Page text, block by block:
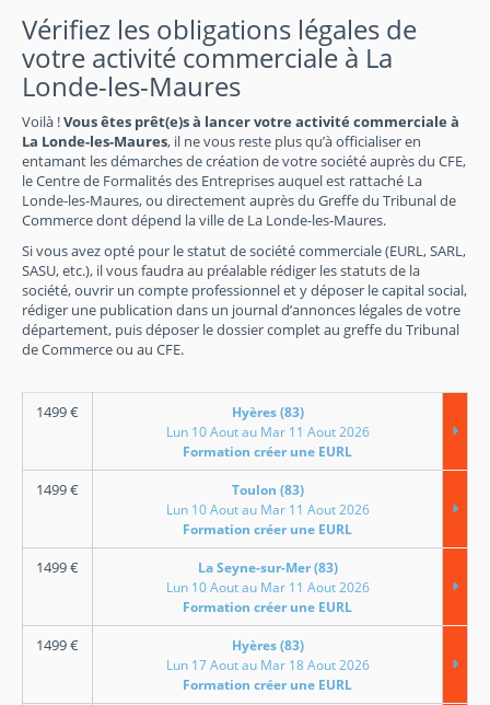
Vérifiez les obligations légales de
votre activité commerciale à La
Londe-les-Maures
Voilà !Vous êtes prêt(e)s à lancer votre activité commerciale à
La Londe-les-Maures, il ne vous reste plus qu’à officialiser en
entamant les démarches de création de votre société auprès du CFE,
le Centre de Formalités des Entreprises auquel est rattaché La
Londe-les-Maures, ou directement auprès du Greffe du Tribunal de
Commerce dont dépend la ville de La Londe-les-Maures.
Si vous avez opté pour le statut de société commerciale (EURL, SARL,
SASU, etc.), il vous faudra au préalable rédiger les statuts de la
société, ouvrir un compte professionnel et y déposer le capital social,
rédiger une publication dans un journal d’annonces légales de votre
département, puis déposer le dossier complet au greffe du Tribunal
de Commerce ou au CFE.
1499€
Hyères (83)
Lun 10 Aout au Mar 11 Aout 2026
Formation créer une EURL
1499€
Toulon (83)
Lun 10 Aout au Mar 11 Aout 2026
Formation créer une EURL
1499€
La Seyne-sur-Mer (83)
Lun 10 Aout au Mar 11 Aout 2026
Formation créer une EURL
1499€
Hyères (83)
Lun 17 Aout au Mar 18 Aout 2026
Formation créer une EURL